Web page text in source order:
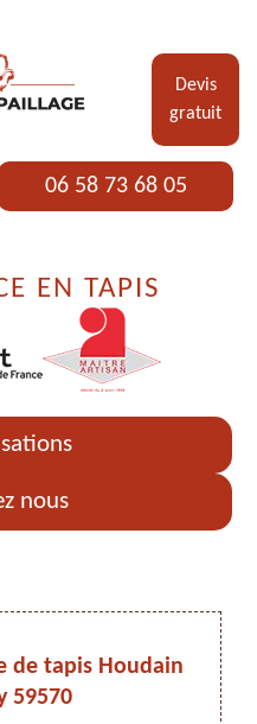
Devis
gratuit
06 58 73 68 05
EN TAPIS
nous
de tapis Houdain
59570